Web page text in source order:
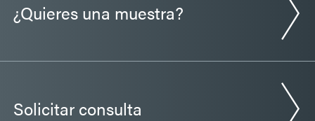
¿Quieres una muestra?
Solicitar consulta